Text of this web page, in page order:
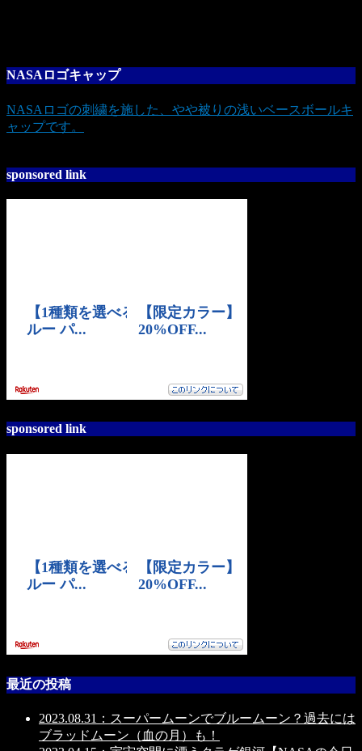
NASAロゴキャップ
NASAロゴの刺繍を施した、やや被りの浅いベースボールキ
ャップです。
sponsored link
sponsored link
最近の投稿
2023.08.31：スーパームーンでブルームーン？過去には
ブラッドムーン（血の月）も！